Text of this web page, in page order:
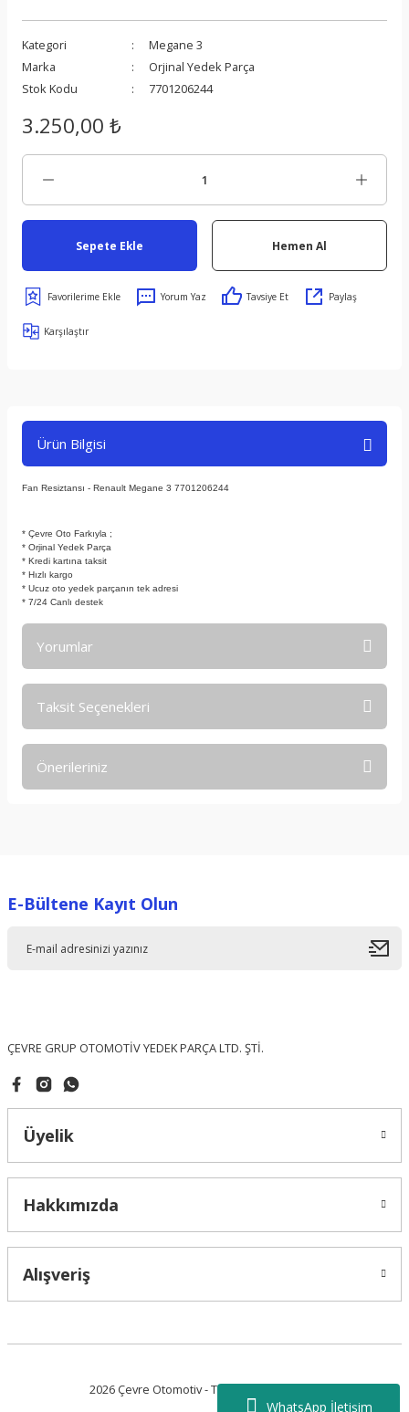
WhatsApp İletişim
Kategori
Megane 3
Marka
Orjinal Yedek Parça
Stok Kodu
7701206244
3.250,00 ₺
Sepete Ekle Hemen Al
Yorum Yaz Tavsiye Et Paylaş
Karşılaştır
Ürün Bilgisi
Fan Resiztansı - Renault Megane 3 7701206244
* Çevre Oto Farkıyla ;
* Orjinal Yedek Parça
* Kredi kartına taksit
* Hızlı kargo
* Ucuz oto yedek parçanın tek adresi
* 7/24 Canlı destek
Yorumlar
Taksit Seçenekleri
Önerileriniz
Ürün resmi kalitesiz, bozuk veya görüntülenemiyor.
E-Bültene Kayıt Olun
ÇEVRE GRUP OTOMOTİV YEDEK PARÇA LTD. ŞTİ.
Üyelik
Hakkımızda
Alışveriş
2026 Çevre Otomotiv - Tüm Hakları Saklıdır.